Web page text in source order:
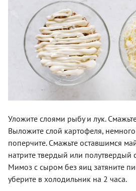
Уложите слоями рыбу и лук.
Выложите слой картофеля,
поперчите. Смажьте оставшимся
натрите твердый или полутвердый
Мимоз с сыром без яиц затяните
уберите в холодильник на 2 часа.